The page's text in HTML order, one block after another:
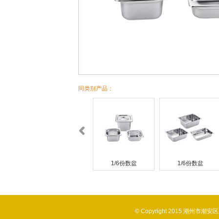
同类别产品：
1/6份数盆 1/6份数盆
© Copyright 2015 潮州市潮安